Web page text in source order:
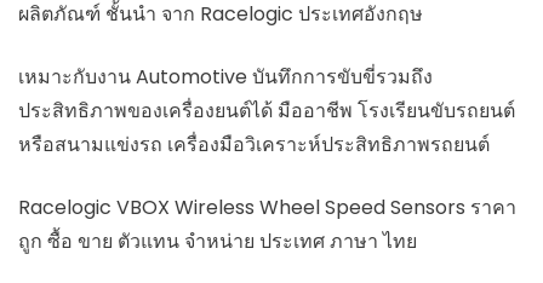
ผลิตภัณฑ์ ชั้นนำ จาก Racelogic ประเทศอังกฤษ
เหมาะกับงาน Automotive บันทึกการขับขี่รวมถึง
ประสิทธิภาพของเครื่องยนต์ได้ มืออาชีพ โรงเรียนขับรถยนต์
หรือสนามแข่งรถ เครื่องมือวิเคราะห์ประสิทธิภาพรถยนต์
Racelogic VBOX Wireless Wheel Speed Sensors ราคา
ถูก ซื้อ ขาย ตัวแทน จำหน่าย ประเทศ ภาษา ไทย